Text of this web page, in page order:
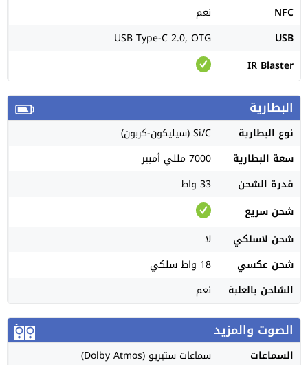
NFC
نعم
USB
USB Type-C 2.0, OTG
IR Blaster
البطارية
نوع البطارية
Si/C (سيليكون-كربون)
سعة البطارية
7000 مللي أمبير
قدرة الشحن
33 واط
شحن سريع
شحن لاسلكي
لا
شحن عكسي
18 واط سلكي
الشاحن بالعلبة
نعم
الصوت والمزيد
السماعات سماعات ستيريو (Dolby Atmos)